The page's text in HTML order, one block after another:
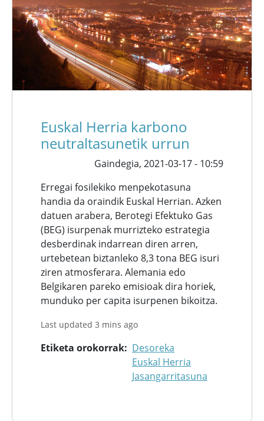
Euskal Herria karbono
neutraltasunetik urrun
Gaindegia, 2021-03-17 - 10:59
Erregai fosilekiko menpekotasuna
handia da oraindik Euskal Herrian. Azken
datuen arabera, Berotegi Efektuko Gas
(BEG) isurpenak murrizteko estrategia
desberdinak indarrean diren arren,
urtebetean biztanleko 8,3 tona BEG isuri
ziren atmosferara. Alemania edo
Belgikaren pareko emisioak dira horiek,
munduko per capita isurpenen bikoitza.
Last updated 3 mins ago
Etiketa orokorrak
Desoreka
Euskal Herria
Jasangarritasuna